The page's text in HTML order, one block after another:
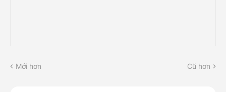
Mới hơn Cũ hơn